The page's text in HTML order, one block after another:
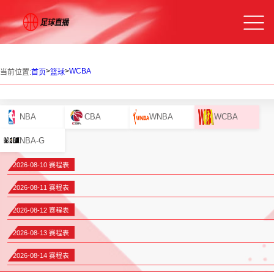
当前位置:首页>篮球>WCBA
NBA CBA WNBA WCBA
NBA-G
2026-08-10 赛程表
2026-08-11 赛程表
2026-08-12 赛程表
2026-08-13 赛程表
2026-08-14 赛程表